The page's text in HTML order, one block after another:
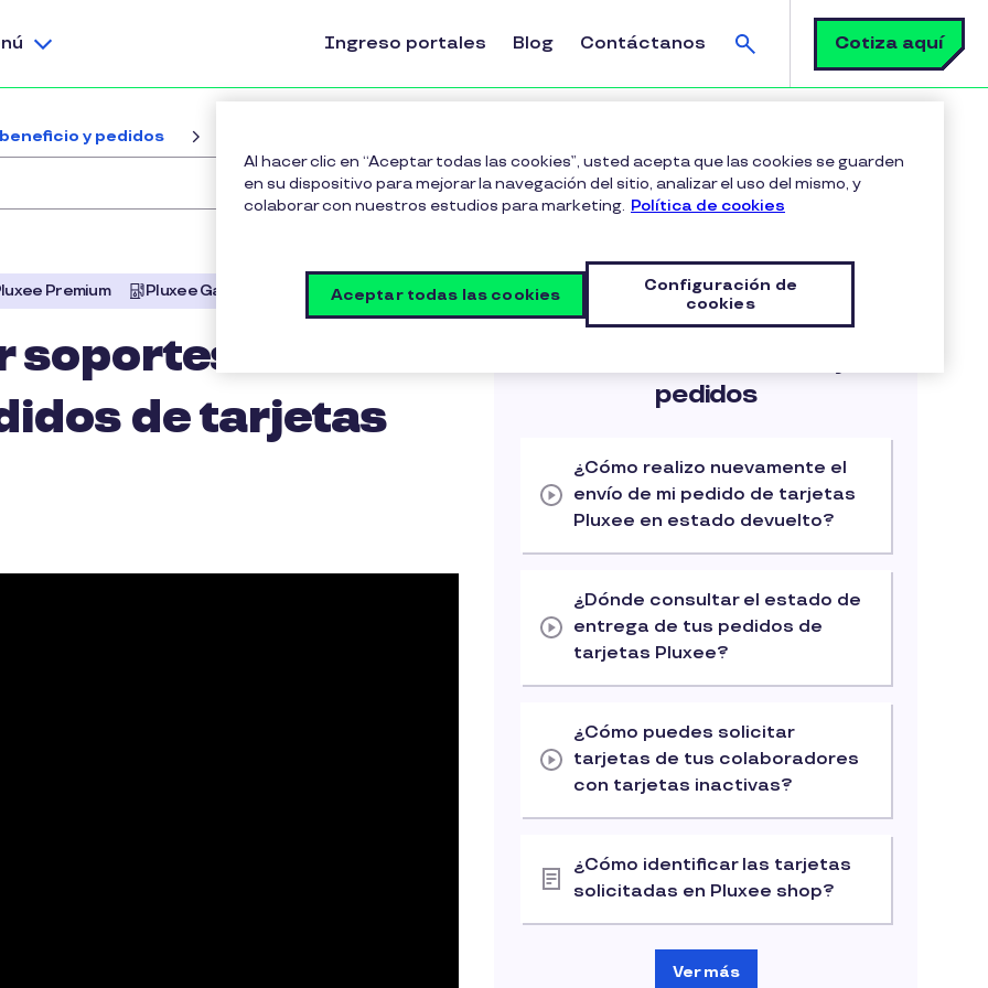
Ingreso portales Blog Contáctanos
Buscar
Cotiza aquí
y pedidos
Premium Pluxee Gasolina Pluxee Navidad
de
de tarjetas
Artículos relacionados
pedidos
¿Cómo realizo nuevamente el
envío de mi pedido de tarjetas
Pluxee en estado devuelto?
¿Dónde consultar el estado de
entrega de tus pedidos de
tarjetas Pluxee?
¿Cómo puedes solicitar
tarjetas de tus colaboradores
con tarjetas inactivas?
¿Cómo identificar las tarjetas
solicitadas en Pluxee shop?
Ver más
Al hacer clic en “Aceptar todas las cookies”, usted acepta que las cookies se guarden
en su dispositivo para mejorar la navegación del sitio, analizar el uso del mismo, y
colaborar con nuestros estudios para marketing. Política de cookies
Configuración de
cookies
Aceptar todas las cookies